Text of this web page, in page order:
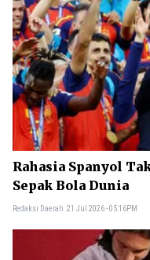
Rahasia Spanyol
Sepak Bola Dunia
Redaksi Daerah 21 Jul 2026 - 05:16PM